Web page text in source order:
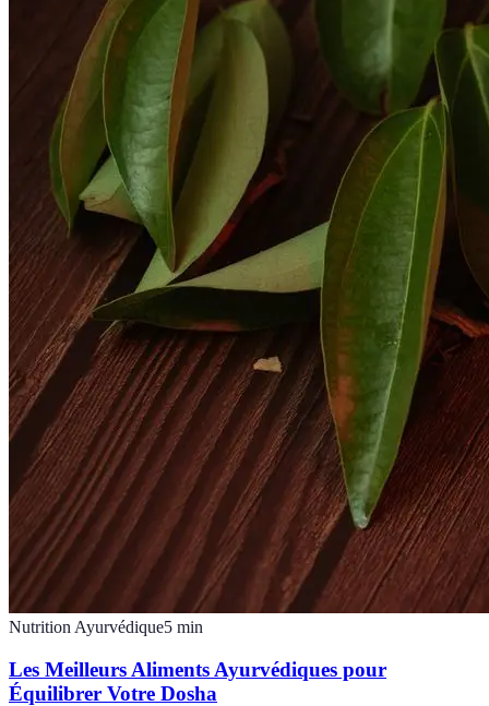
Nutrition Ayurvédique5 min
Les Meilleurs Aliments Ayurvédiques pour
Équilibrer Votre Dosha